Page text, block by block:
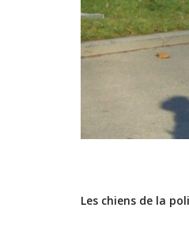
Les chiens de la